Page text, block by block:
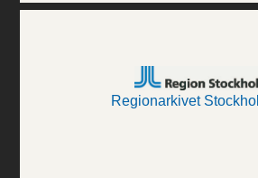
Regionarkivet